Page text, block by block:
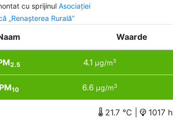
cu sprijinul Asociației
„Renașterea Rurală”
Waarde
2.5 4.1 µg/m3
PM10 6.6 µg/m3
21.7 °C | 1017